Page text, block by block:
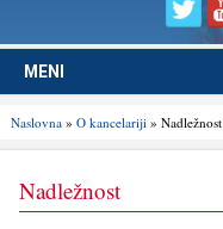
MENI
Naslovna» O kancelariji» Nadležnost
Nadležnost